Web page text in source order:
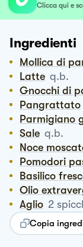
Clicca qui e
Ingredienti
Mollica di
Latte q.b.
Gnocchi di
Pangrattato
Sale q.b.
Noce
Pomodori
Basilico
Olio
Aglio 2
Copia